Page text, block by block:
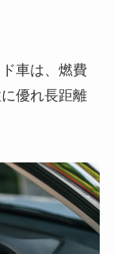
車は、燃費
優れ長距離